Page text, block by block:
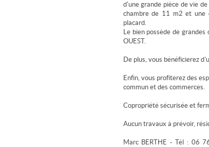
d'une grande pièce de vie
chambre de 11 m2 et une
placard.
Le bien possède de
OUEST.
De plus, vous bénéficierez
Enfin, vous profiterez des
commun et des commerces.
Copropriété sécurisée et
Aucun travaux à prévoir,
Marc BERTHE - Tél : 06